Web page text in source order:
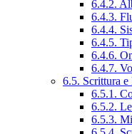
6.4.2.
6.4.3.
6.4.4.
6.4.5.
6.4.6.
6.4.7.
6.5. Scrittura
6.5.1.
6.5.2.
6.5.3.